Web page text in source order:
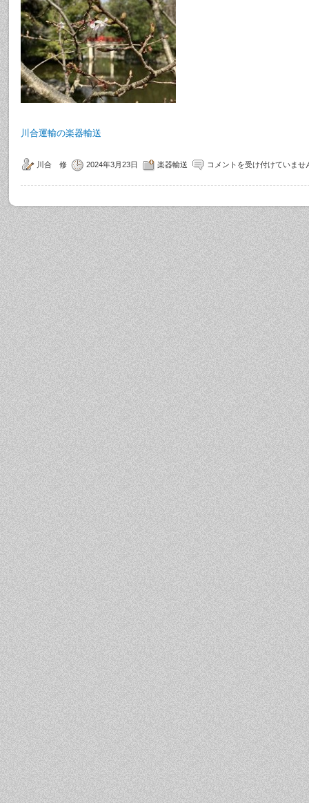
川合運輸の楽器輸送
川合 修 2024年3月23日 楽器輸送 コメントを受け付けていませ